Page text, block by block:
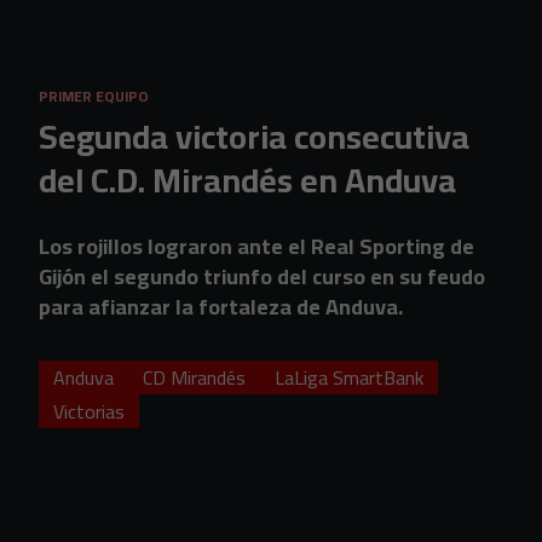
PRIMER EQUIPO
Segunda victoria consecutiva
del C.D. Mirandés en Anduva
Los rojillos lograron ante el Real Sporting de
Gijón el segundo triunfo del curso en su feudo
para afianzar la fortaleza de Anduva.
Anduva CD Mirandés
LaLiga SmartBank
Victorias